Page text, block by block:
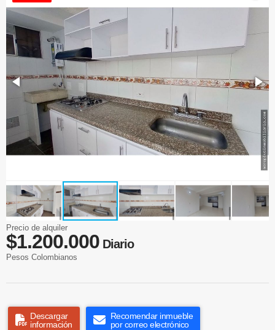
Precio de alquiler
$1.200.000 Diario
Pesos Colombianos
Descargar
información
Recomendar inmueble
por correo electrónico